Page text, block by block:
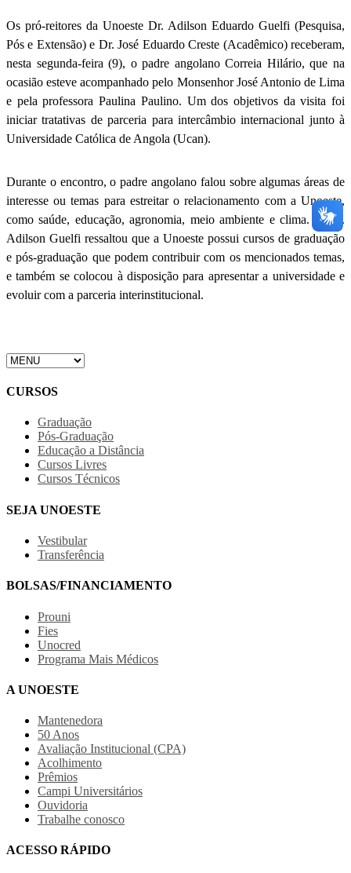
Os pró-reitores da Unoeste Dr. Adilson Eduardo Guelfi (Pesquisa,
Pós e Extensão) e Dr. José Eduardo Creste (Acadêmico) receberam,
nesta segunda-feira (9), o padre angolano Correia Hilário, que na
ocasião esteve acompanhado pelo Monsenhor José Antonio de Lima
e pela professora Paulina Paulino. Um dos objetivos da visita foi
iniciar tratativas de parceria para intercâmbio internacional junto à
Universidade Católica de Angola (Ucan).
Durante o encontro, o padre angolano falou sobre algumas áreas de
interesse ou temas para estreitar o relacionamento com a Unoeste,
como saúde, educação, agronomia, meio ambiente e clima. O Dr.
Adilson Guelfi ressaltou que a Unoeste possui cursos de graduação
e pós-graduação que podem contribuir com os mencionados temas,
e também se colocou à disposição para apresentar a universidade e
evoluir com a parceria interinstitucional.
CURSOS
Graduação
Pós-Graduação
Educação a Distância
Cursos Livres
Cursos Técnicos
SEJA UNOESTE
Vestibular
Transferência
BOLSAS/FINANCIAMENTO
Prouni
Fies
Unocred
Programa Mais Médicos
A UNOESTE
Mantenedora
50 Anos
Avaliação Institucional (CPA)
Acolhimento
Prêmios
Campi Universitários
Ouvidoria
Trabalhe conosco
ACESSO RÁPIDO